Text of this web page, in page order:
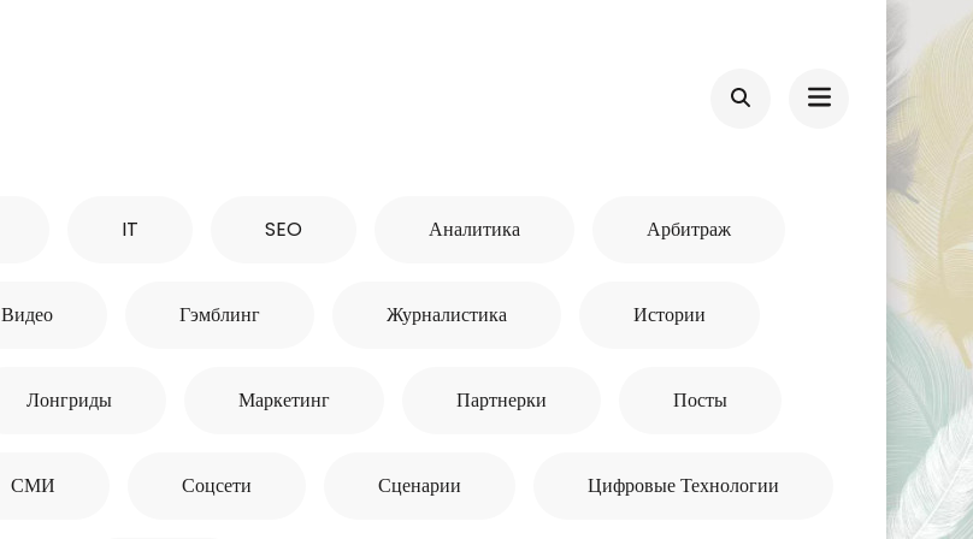
IT SEO Аналитика Арбитраж
Видео Гэмблинг Журналистика Истории
Лонгриды Маркетинг Партнерки Посты
СМИ Соцсети Сценарии Цифровые Технологии